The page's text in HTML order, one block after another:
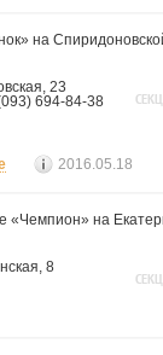
на
23
694-84-38
2016.05.18
«Чемпион» на
8